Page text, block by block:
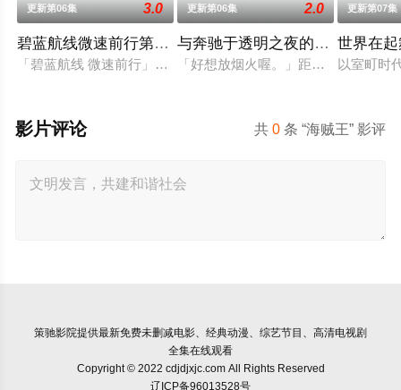
更新第06集 3.0
碧蓝航线微速前行第二季
「碧蓝航线 微速前行」第2季制作决定
更新第06集 2.0
与奔驰于透明之夜的你，谈一场
「好想放烟火喔。」距离放烟火的
更新第07集
世界在
以室町时
共0 条 “海贼王” 影评
影片评论
策驰影院提供最新免费未删减电影、经典动漫、综艺节目、高清电视剧
全集在线观看
Copyright © 2022 cdjdjxjc.com All Rights Reserved
辽ICP备96013528号